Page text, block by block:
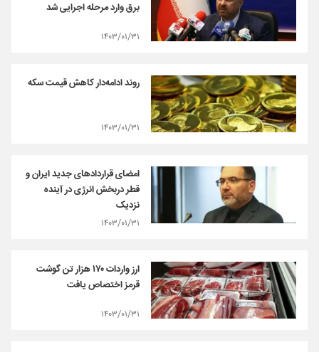
برق وارد مرحله اجرایی شد
۱۴۰۳/۰۱/۳۱
روند ادامه‌دار کاهش قیمت سکه
۱۴۰۳/۰۱/۳۱
امضای قراردادهای جدید ایران و
قطر دربخش انرژی در آینده
نزدیک
۱۴۰۳/۰۱/۳۱
ارز واردات ۱۷۰ هزار تن گوشت
قرمز اختصاص یافت
۱۴۰۳/۰۱/۳۱